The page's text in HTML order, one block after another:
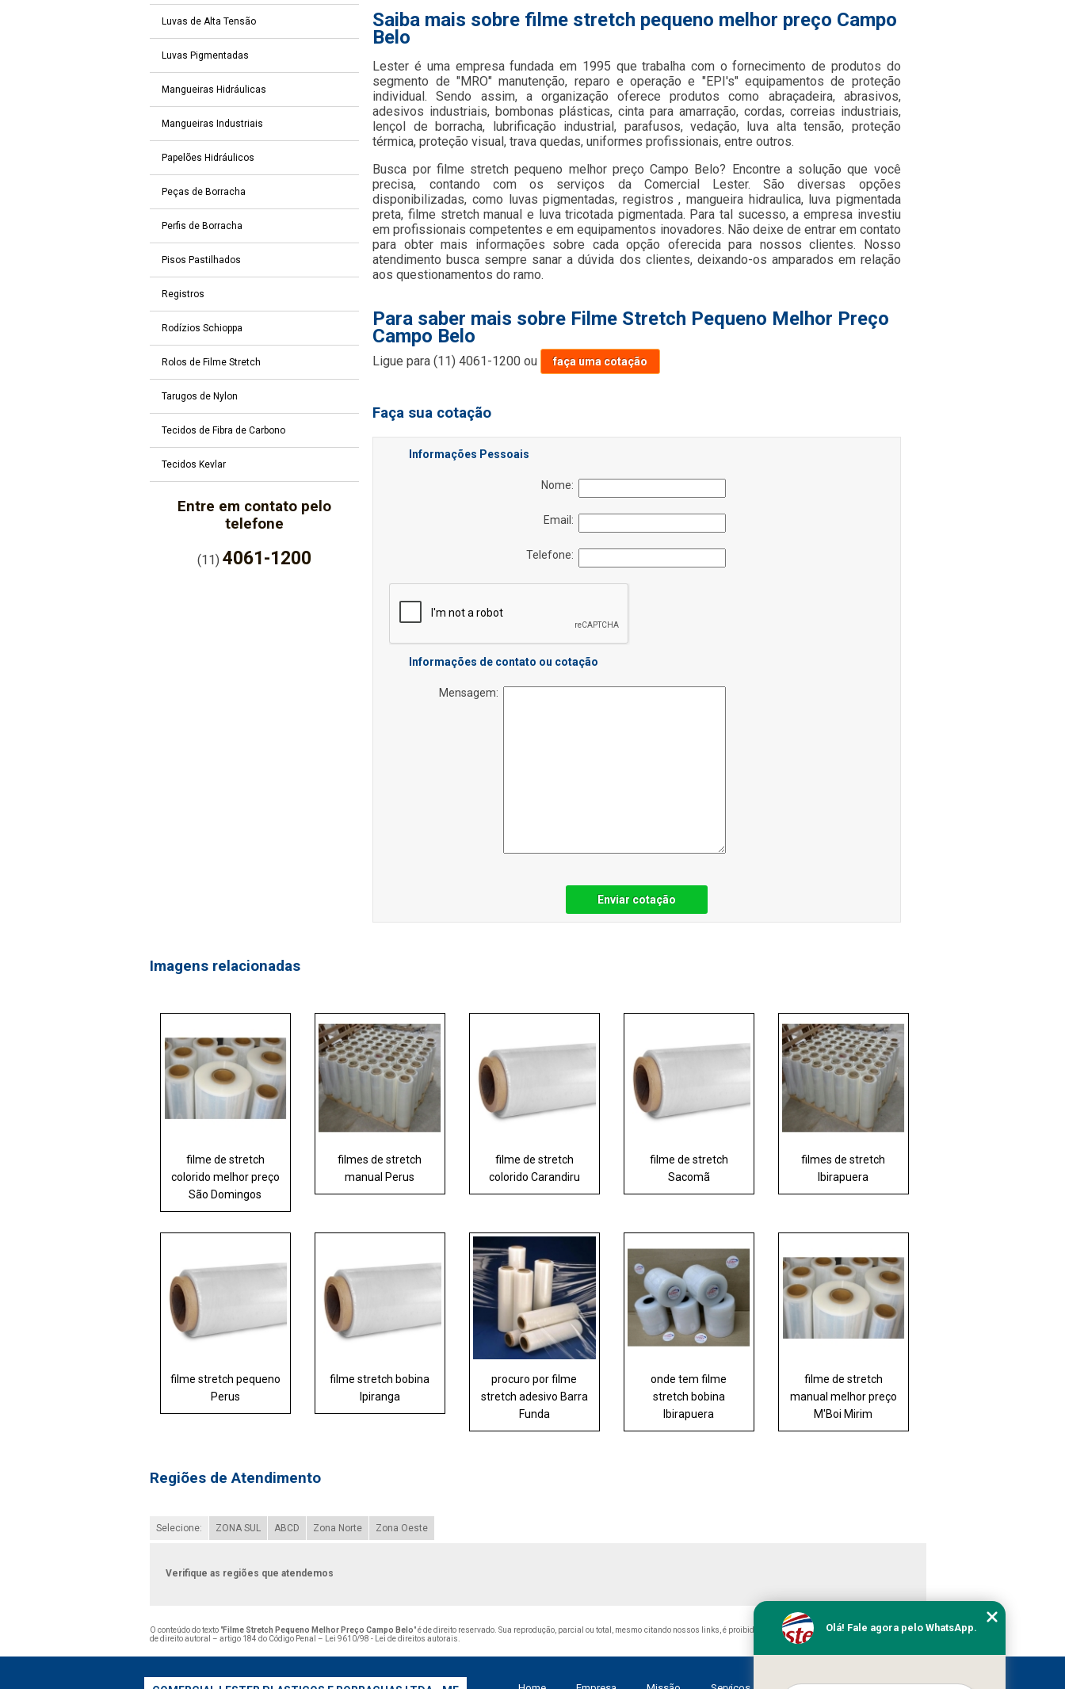
Luvas de Alta Tensão
Luvas Pigmentadas
Mangueiras Hidráulicas
Mangueiras Industriais
Papelões Hidráulicos
Peças de Borracha
Perfis de Borracha
Pisos Pastilhados
Registros
Rodízios Schioppa
Rolos de Filme Stretch
Tarugos de Nylon
Tecidos de Fibra de Carbono
Tecidos Kevlar
Entre em contato pelo
telefone
(11)4061-1200
Saiba mais sobre filme stretch pequeno melhor preço Campo
Belo
Lester é uma empresa fundada em 1995 que trabalha com o fornecimento de produtos do
segmento de "MRO" manutenção, reparo e operação e "EPI's" equipamentos de proteção
individual. Sendo assim, a organização oferece produtos como abraçadeira, abrasivos,
adesivos industriais, bombonas plásticas, cinta para amarração, cordas, correias industriais,
lençol de borracha, lubrificação industrial, parafusos, vedação, luva alta tensão, proteção
térmica, proteção visual, trava quedas, uniformes profissionais, entre outros.
Busca por filme stretch pequeno melhor preço Campo Belo? Encontre a solução que você
precisa, contando com os serviços da Comercial Lester. São diversas opções
disponibilizadas, como luvas pigmentadas, registros , mangueira hidraulica, luva pigmentada
preta, filme stretch manual e luva tricotada pigmentada. Para tal sucesso, a empresa investiu
em profissionais competentes e em equipamentos inovadores. Não deixe de entrar em contato
para obter mais informações sobre cada opção oferecida para nossos clientes. Nosso
atendimento busca sempre sanar a dúvida dos clientes, deixando-os amparados em relação
aos questionamentos do ramo.
Para saber mais sobre Filme Stretch Pequeno Melhor Preço
Campo Belo
Ligue para(11) 4061-1200 ou faça uma cotação
Faça sua cotação
Informações Pessoais
Nome:
Email:
Telefone:
Informações de contato ou cotação
Mensagem:
Enviar cotação
Imagens relacionadas
filme de stretch
colorido melhor preço
São Domingos
filmes de stretch
manual Perus
filme de stretch
colorido Carandiru
filme de stretch
Sacomã
filmes de stretch
Ibirapuera
filme stretch pequeno
Perus
filme stretch bobina
Ipiranga
procuro por filme
stretch adesivo Barra
Funda
onde tem filme
stretch bobina
Ibirapuera
filme de stretch
manual melhor preço
M'Boi Mirim
Regiões de Atendimento
Selecione: ZONA SUL ABCD Zona Norte Zona Oeste
Verifique as regiões que atendemos
O conteúdo do texto "Filme Stretch Pequeno Melhor Preço Campo Belo" é de direito reservado. Sua reprodução, parcial ou total, mesmo citando nossos links, é proibida sem a autorização do autor. Crime de violação
de direito autoral – artigo 184 do Código Penal – Lei 9610/98 - Lei de direitos autorais.
Olá! Fale agora pelo WhatsApp.